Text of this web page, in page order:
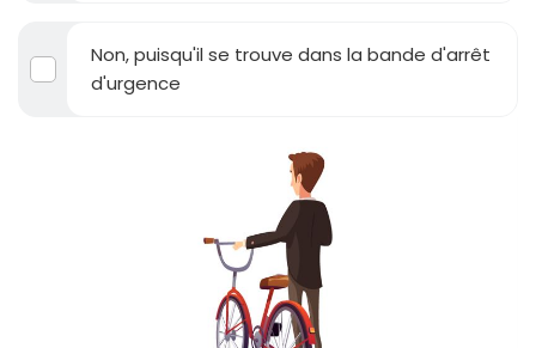
Non, puisqu'il se trouve dans la bande d'arrêt
d'urgence